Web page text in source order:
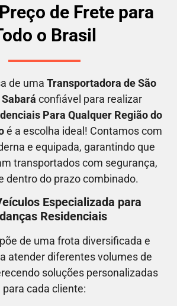
de Frete para
o Brasil
de uma Transportadora de São
confiável para realizar
Para Qualquer Região do
é a escolha ideal! Contamos com
e equipada, garantindo que
transportados com segurança,
dentro do prazo combinado.
Especializada para
Residenciais
de uma frota diversificada e
atender diferentes volumes de
soluções personalizadas
para cada cliente: